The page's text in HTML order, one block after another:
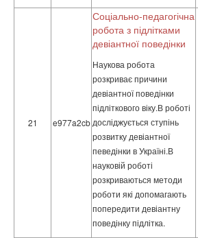
21 e977a2cb
Соціально-педагогічна
робота з підлітками
девіантної поведінки
Наукова робота
розкриває причини
девіантної поведінки
підліткового віку.В роботі
досліджується ступінь
розвитку девіантної
певедінки в Україні.В
науковій роботі
розкриваються методи
роботи які допомагають
попередити девіантну
поведінку підлітка.